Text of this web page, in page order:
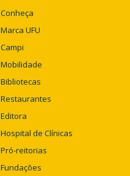
Conheça
Marca UFU
Campi
Mobilidade
Bibliotecas
Restaurantes
Editora
Hospital de Clínicas
Pró-reitorias
Fundações